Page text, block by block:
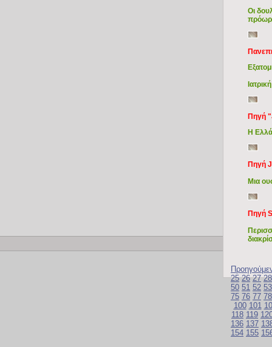
Οι
Πηγή
Η
Πηγή
Μια
Πηγή
25 26 27 28
50 51 52 53
75 76 77 78
100 101
118 119
136 137
154 155